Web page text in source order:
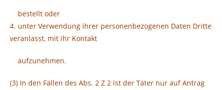
bestellt oder
4. unter Verwendung ihrer personenbezogenen Daten Dritte
veranlasst, mit ihr Kontakt
aufzunehmen.
(3) In den Fällen des Abs. 2 Z 2 ist der Täter nur auf Antrag